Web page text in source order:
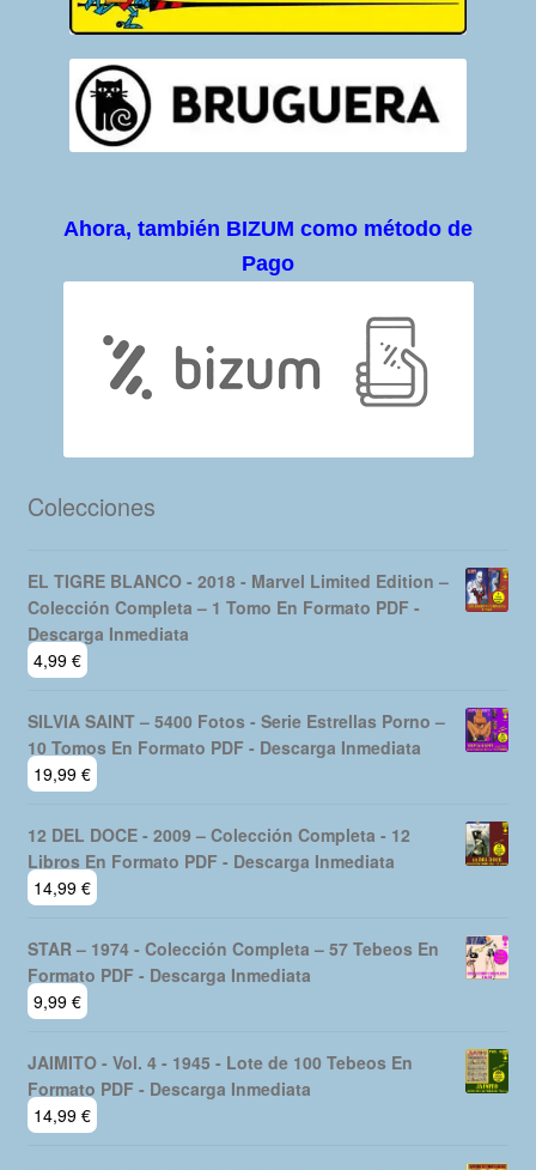
Ahora, también BIZUM como método de
Pago
Colecciones
EL TIGRE BLANCO - 2018 - Marvel Limited Edition –
Colección Completa – 1 Tomo En Formato PDF -
Descarga Inmediata
4,99 €
SILVIA SAINT – 5400 Fotos - Serie Estrellas Porno –
10 Tomos En Formato PDF - Descarga Inmediata
19,99 €
12 DEL DOCE - 2009 – Colección Completa - 12
Libros En Formato PDF - Descarga Inmediata
14,99 €
STAR – 1974 - Colección Completa – 57 Tebeos En
Formato PDF - Descarga Inmediata
9,99 €
JAIMITO - Vol. 4 - 1945 - Lote de 100 Tebeos En
Formato PDF - Descarga Inmediata
14,99 €